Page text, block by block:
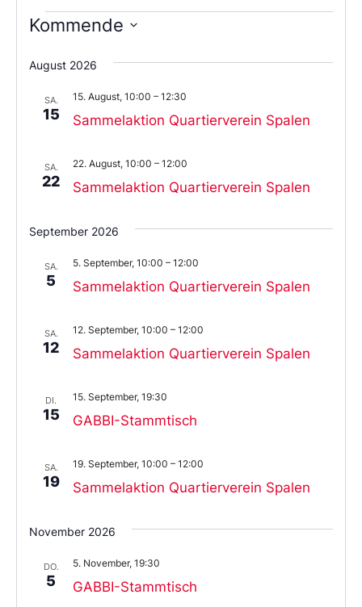
Kommende
Sie
das
aus.
August 2026
SA.
15 Sammelaktion Quartierverein Spalen
15. August, 10:00 – 12:30
SA.
22 Sammelaktion Quartierverein Spalen
22. August, 10:00 – 12:00
September 2026
SA.
5 Sammelaktion Quartierverein Spalen
5. September, 10:00 – 12:00
SA.
12 Sammelaktion Quartierverein Spalen
12. September, 10:00 – 12:00
DI.
15 GABBI-Stammtisch
15. September, 19:30
SA.
19 Sammelaktion Quartierverein Spalen
19. September, 10:00 – 12:00
November 2026
DO.
5 GABBI-Stammtisch
5. November, 19:30